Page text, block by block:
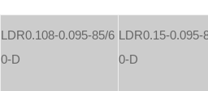
LDR0.108-0.095-85/6
0-D
LDR0.15-0.095-
0-D